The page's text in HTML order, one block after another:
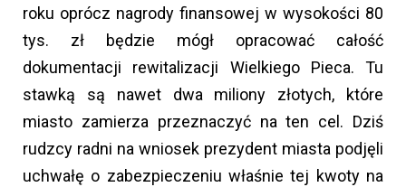
roku oprócz nagrody finansowej w wysokości 80
tys. zł będzie mógł opracować całość
dokumentacji rewitalizacji Wielkiego Pieca. Tu
stawką są nawet dwa miliony złotych, które
miasto zamierza przeznaczyć na ten cel. Dziś
rudzcy radni na wniosek prezydent miasta podjęli
uchwałę o zabezpieczeniu właśnie tej kwoty na